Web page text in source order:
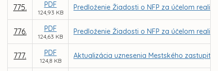
775. PDF
124,93 KB
Predloženie Žiadosti o NFP za účelom
776. PDF
124,63 KB
Predloženie Žiadosti o NFP za účelom
777. PDF
124,8 KB
Aktualizácia uznesenia Mestského